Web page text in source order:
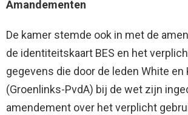
Amandementen
De kamer stemde ook in met de
de identiteitskaart BES en het
gegevens die door de leden White en
(Groenlinks-PvdA) bij de wet zijn
amendement over het verplicht